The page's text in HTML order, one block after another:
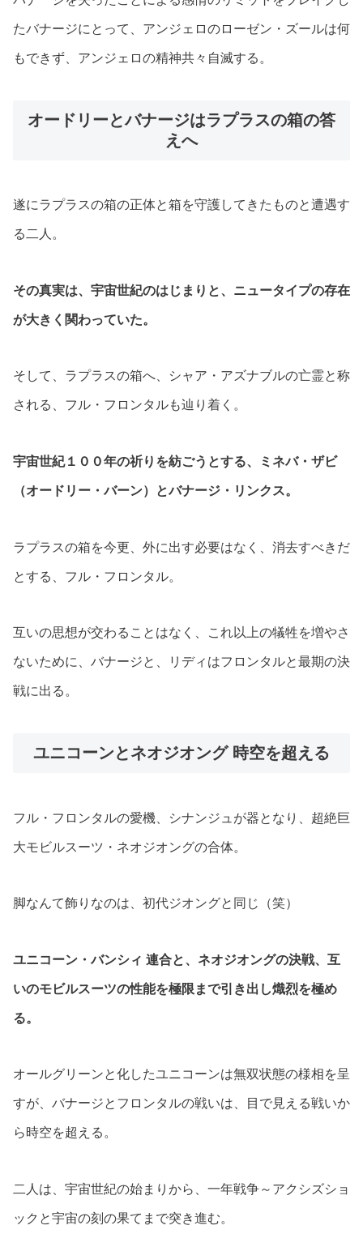
たバナージにとって、アンジェロのローゼン・ズールは何
もできず、アンジェロの精神共々自滅する。
オードリーとバナージはラプラスの箱の答
えへ
遂にラプラスの箱の正体と箱を守護してきたものと遭遇す
る二人。
その真実は、宇宙世紀のはじまりと、ニュータイプの存在
が大きく関わっていた。
そして、ラプラスの箱へ、シャア・アズナブルの亡霊と称
される、フル・フロンタルも辿り着く。
宇宙世紀１００年の祈りを紡ごうとする、ミネバ・ザビ
（オードリー・バーン）とバナージ・リンクス。
ラプラスの箱を今更、外に出す必要はなく、消去すべきだ
とする、フル・フロンタル。
互いの思想が交わることはなく、これ以上の犠牲を増やさ
ないために、バナージと、リディはフロンタルと最期の決
戦に出る。
ユニコーンとネオジオング 時空を超える
フル・フロンタルの愛機、シナンジュが器となり、超絶巨
大モビルスーツ・ネオジオングの合体。
脚なんて飾りなのは、初代ジオングと同じ（笑）
ユニコーン・バンシィ 連合と、ネオジオングの決戦、互
いのモビルスーツの性能を極限まで引き出し熾烈を極め
る。
オールグリーンと化したユニコーンは無双状態の様相を呈
すが、バナージとフロンタルの戦いは、目で見える戦いか
ら時空を超える。
二人は、宇宙世紀の始まりから、一年戦争～アクシズショ
ックと宇宙の刻の果てまで突き進む。